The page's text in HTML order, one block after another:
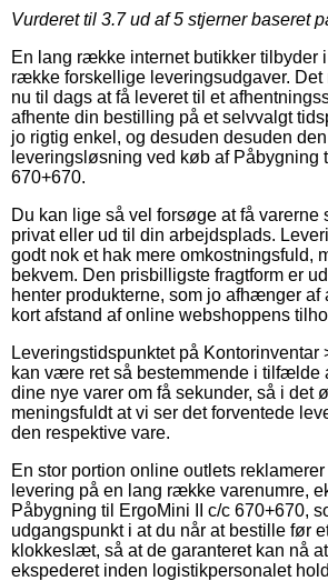
Vurderet til 3.7ud af 5 stjerner baseret
En lang række internet butikker tilbyder
række forskellige leveringsudgaver.
nu til dags at få leveret til et
afhente din bestilling på et selvvalgt
jo rigtig enkel, og desuden desuden
leveringsløsning ved køb af Påbygning
670+670.
Du kan lige så vel forsøge at få varerne
privat eller ud til din arbejdsplads.
godt nok et hak mere omkostningsfuld,
bekvem. Den prisbilligste fragtform er
henter produkterne, som jo afhænger af
kort afstand af online webshoppens
Leveringstidspunktet på Kontorinventar
kan være ret så bestemmende i tilfælde
dine nye varer om få sekunder, så i det
meningsfuldt at vi ser det forventede
den respektive vare.
En stor portion online outlets
levering på en lang række varenumre,
Påbygning til ErgoMini II c/c 670+670,
udgangspunkt i at du når at bestille før
klokkeslæt, så at de garanteret kan nå
ekspederet inden logistikpersonalet